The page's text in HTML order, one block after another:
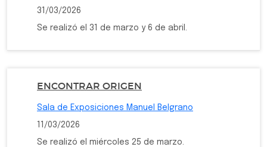
31/03/2026
Se realizó el 31 de marzo y 6 de abril.
ENCONTRAR ORIGEN
Sala de Exposiciones Manuel Belgrano
11/03/2026
Se realizó el miércoles 25 de marzo.